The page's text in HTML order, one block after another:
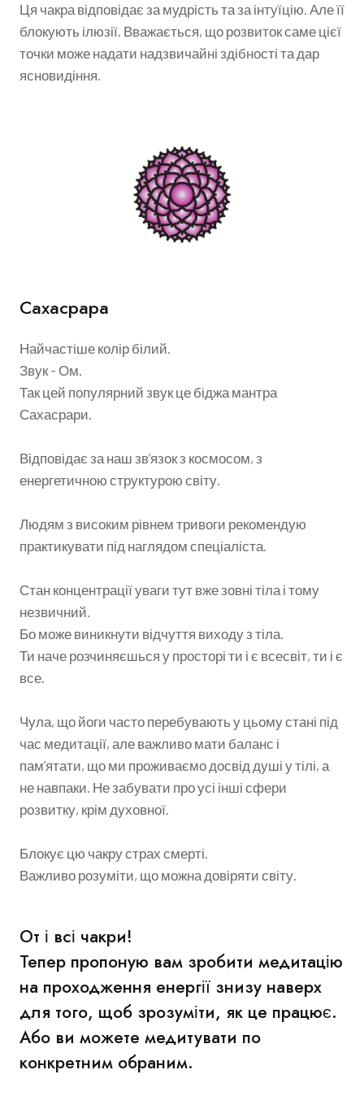
Ця чакра відповідає за мудрість та за інтуїцію. Але її
блокують ілюзії. Вважається, що розвиток саме цієї
точки може надати надзвичайні здібності та дар
ясновидіння.
Сахасрара
Найчастіше колір білий.
Звук - Ом.
Так цей популярний звук це біджа мантра
Сахасрари.
Відповідає за наш зв’язок з космосом, з
енергетичною структурою світу.
Людям з високим рівнем тривоги рекомендую
практикувати під наглядом спеціаліста.
Стан концентрації уваги тут вже зовні тіла і тому
незвичний.
Бо може виникнути відчуття виходу з тіла.
Ти наче розчиняєшься у просторі ти і є всесвіт, ти і є
все.
Чула, що йоги часто перебувають у цьому стані під
час медитації, але важливо мати баланс і
пам’ятати, що ми проживаємо досвід душі у тілі, а
не навпаки. Не забувати про усі інші сфери
розвитку, крім духовної.
Блокує цю чакру страх смерті.
Важливо розуміти, що можна довіряти світу.
От і всі чакри!
Тепер пропоную вам зробити медитацію
на проходження енергії знизу наверх
для того, щоб зрозуміти, як це працює.
Або ви можете медитувати по
конкретним обраним.